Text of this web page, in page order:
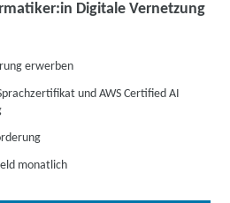
Digitale Vernetzung
erwerben
und AWS Certified AI
monatlich